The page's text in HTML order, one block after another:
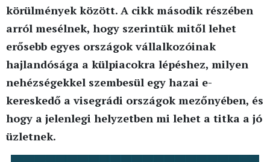
körülmények között. A cikk második részében
arról mesélnek, hogy szerintük mitől lehet
erősebb egyes országok vállalkozóinak
hajlandósága a külpiacokra lépéshez, milyen
nehézségekkel szembesül egy hazai e-
kereskedő a visegrádi országok mezőnyében, és
hogy a jelenlegi helyzetben mi lehet a titka a jó
üzletnek.